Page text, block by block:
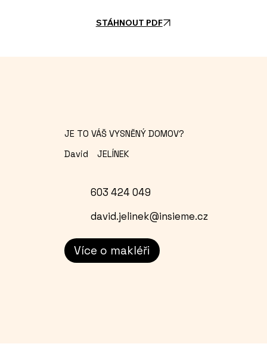
STÁHNOUT PDF
JE TO VÁŠ VYSNĚNÝ DOMOV?
David
JELÍNEK
603 424 049
david.jelinek@insieme.cz
Více o makléři